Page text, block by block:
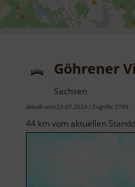
Göhrener
Sachsen
aktuell vom 23.07.2024 / Zugriffe: 3789
44 km vom aktuellen